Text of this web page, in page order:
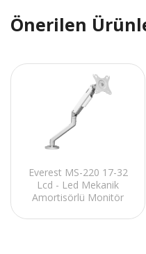
Önerilen
Everest MS-220 17-32
Lcd - Led Mekanik
Amortisörlü Monitör